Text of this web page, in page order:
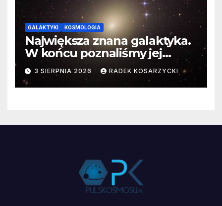
GALAKTYKI KOSMOLOGIA
Największa znana galaktyka.
W końcu poznaliśmy jej
faktyczne wymiary
3 SIERPNIA 2026 RADEK KOSARZYCKI